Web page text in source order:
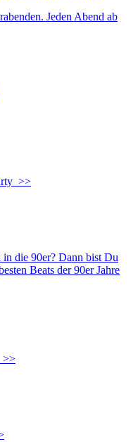
Jeden Abend ab
>>
die 90er? Dann bist Du
Beats der 90er Jahre
>>